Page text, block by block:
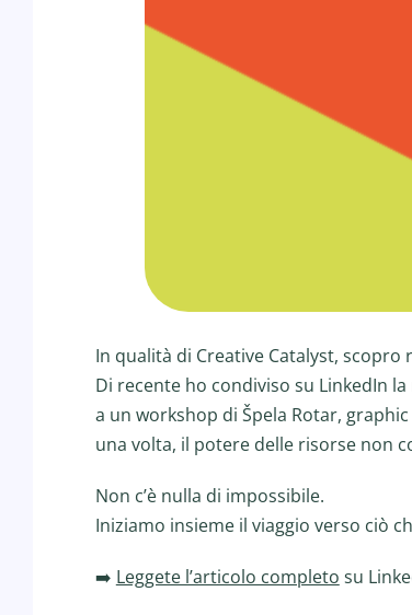
In qualità di Creative Catalyst,
Di recente ho condiviso su LinkedIn
a un workshop di Špela Rotar,
una volta, il potere delle risorse non
Non c’è nulla di impossibile.
Iniziamo insieme il viaggio verso ciò
➡️ Leggete l’articolo completo su